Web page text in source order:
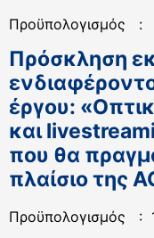
Προϋπολογισμός :
Πρόσκληση
έργου:
και
που θα
πλαίσιο της
Προϋπολογισμός :